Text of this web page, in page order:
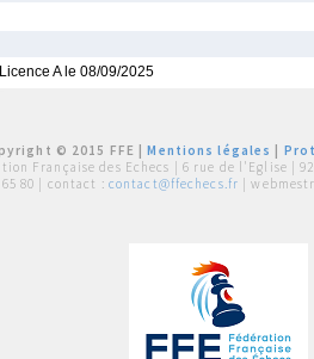
Licence A le 08/09/2025
© 2015 FFE |Mentions légales
Française des Echecs | 6 rue de l'Eglise |
80 | contact : contact@ffechecs.fr |